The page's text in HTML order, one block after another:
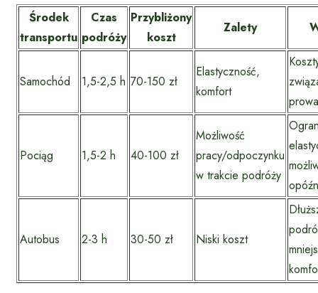
Środek
transportu
Czas
podróży
Przybliżony
koszt
Zalety
Samochód 1,5-2,5 h 70-150 zł
Elastyczność,
komfort
Pociąg 1,5-2 h 40-100 zł
Możliwość
pracy/odpoczynku
w trakcie podróży
Autobus 2-3 h 30-50 zł Niski koszt